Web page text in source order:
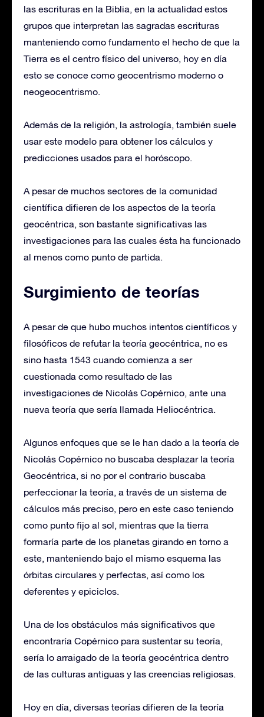
las escrituras en la Biblia, en la actualidad estos
grupos que interpretan las sagradas escrituras
manteniendo como fundamento el hecho de que la
Tierra es el centro físico del universo, hoy en día
esto se conoce como geocentrismo moderno o
neogeocentrismo.
Además de la religión, la astrología, también suele
usar este modelo para obtener los cálculos y
predicciones usados para el horóscopo.
A pesar de muchos sectores de la comunidad
científica difieren de los aspectos de la teoría
geocéntrica, son bastante significativas las
investigaciones para las cuales ésta ha funcionado
al menos como punto de partida.
Surgimiento de teorías
A pesar de que hubo muchos intentos científicos y
filosóficos de refutar la teoría geocéntrica, no es
sino hasta 1543 cuando comienza a ser
cuestionada como resultado de las
investigaciones de Nicolás Copérnico, ante una
nueva teoría que sería llamada Heliocéntrica.
Algunos enfoques que se le han dado a la teoría de
Nicolás Copérnico no buscaba desplazar la teoría
Geocéntrica, si no por el contrario buscaba
perfeccionar la teoría, a través de un sistema de
cálculos más preciso, pero en este caso teniendo
como punto fijo al sol, mientras que la tierra
formaría parte de los planetas girando en torno a
este, manteniendo bajo el mismo esquema las
órbitas circulares y perfectas, así como los
deferentes y epiciclos.
Una de los obstáculos más significativos que
encontraría Copérnico para sustentar su teoría,
sería lo arraigado de la teoría geocéntrica dentro
de las culturas antiguas y las creencias religiosas.
Hoy en día, diversas teorías difieren de la teoría